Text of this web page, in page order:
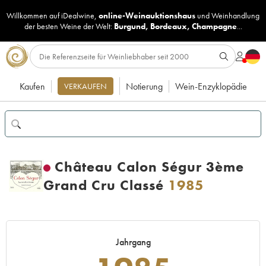
Willkommen auf iDealwine, online-Weinauktionshaus undWeinhandlung
der besten Weine der Welt: Burgund, Bordeaux, Champagne...
Kaufen VERKAUFEN Notierung Wein-Enzyklopädie
Château Calon Ségur 3ème
Grand Cru Classé 1985
Jahrgang